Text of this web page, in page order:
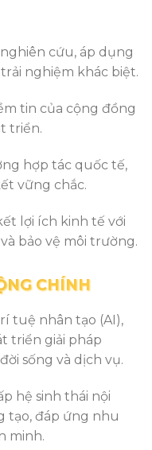
cứu, áp dụng
nghiệm khác biệt.
tin của cộng đồng
triển.
hợp tác quốc tế,
vững chắc.
lợi ích kinh tế với
bảo vệ môi trường.
CHÍNH
tuệ nhân tạo (AI),
triển giải pháp
sống và dịch vụ.
hệ sinh thái nội
tạo, đáp ứng nhu
minh.